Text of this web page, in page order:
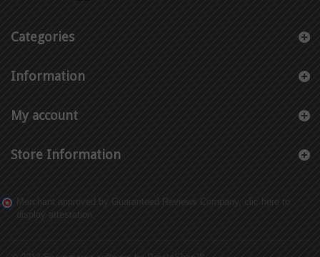
Categories
Information
My account
Store Information
Merchant approved by Guaranteed Reviews Company, clic here to
display attestation